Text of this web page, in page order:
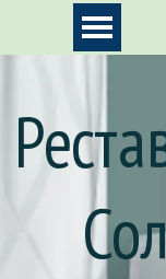
Перейти к контенту